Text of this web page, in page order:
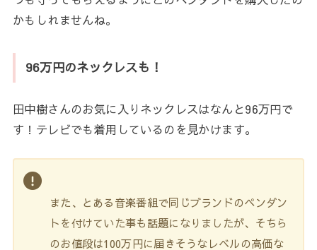
かもしれませんね。
96万円のネックレスも！
田中樹さんのお気に入りネックレスはなんと96万円で
す！テレビでも着用しているのを見かけます。
また、とある音楽番組で同じブランドのペンダン
トを付けていた事も話題になりましたが、そちら
のお値段は100万円に届きそうなレベルの高価な